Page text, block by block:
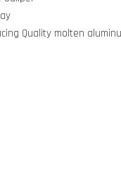
Quality molten